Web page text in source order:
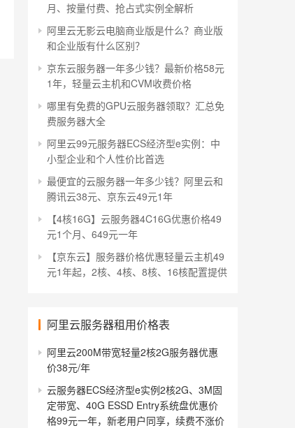
月、按量付费、抢占式实例全解析
阿里云无影云电脑商业版是什么？商业版
和企业版有什么区别？
京东云服务器一年多少钱？最新价格58元
1年，轻量云主机和CVM收费价格
哪里有免费的GPU云服务器领取？汇总免
费服务器大全
阿里云99元服务器ECS经济型e实例：中
小型企业和个人性价比首选
最便宜的云服务器一年多少钱？阿里云和
腾讯云38元、京东云49元1年
【4核16G】云服务器4C16G优惠价格49
元1个月、649元一年
【京东云】服务器价格优惠轻量云主机49
元1年起，2核、4核、8核、16核配置提供
阿里云服务器租用价格表
阿里云200M带宽轻量2核2G服务器优惠
价38元/年
云服务器ECS经济型e实例2核2G、3M固
定带宽、40G ESSD Entry系统盘优惠价
格99元一年，新老用户同享，续费不涨价